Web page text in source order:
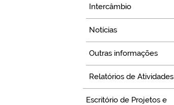
Intercâmbio
Notícias
Outras informações
Relatórios de Atividades
Escritório de Projetos e